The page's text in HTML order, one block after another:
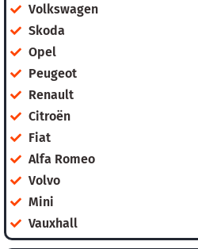
Volkswagen
Skoda
Opel
Peugeot
Renault
Citroën
Fiat
Alfa Romeo
Volvo
Mini
Vauxhall